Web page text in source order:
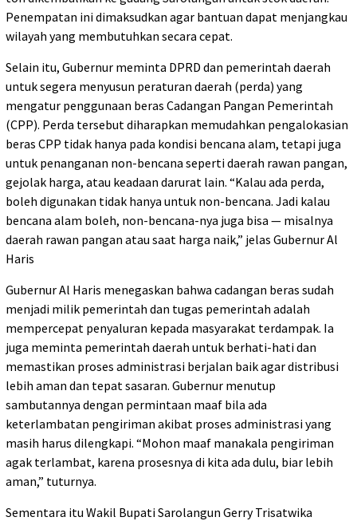
Penempatan ini dimaksudkan agar bantuan dapat menjangkau
wilayah yang membutuhkan secara cepat.
Selain itu, Gubernur meminta DPRD dan pemerintah daerah
untuk segera menyusun peraturan daerah (perda) yang
mengatur penggunaan beras Cadangan Pangan Pemerintah
(CPP). Perda tersebut diharapkan memudahkan pengalokasian
beras CPP tidak hanya pada kondisi bencana alam, tetapi juga
untuk penanganan non-bencana seperti daerah rawan pangan,
gejolak harga, atau keadaan darurat lain. “Kalau ada perda,
boleh digunakan tidak hanya untuk non-bencana. Jadi kalau
bencana alam boleh, non-bencana-nya juga bisa — misalnya
daerah rawan pangan atau saat harga naik,” jelas Gubernur Al
Haris
Gubernur Al Haris menegaskan bahwa cadangan beras sudah
menjadi milik pemerintah dan tugas pemerintah adalah
mempercepat penyaluran kepada masyarakat terdampak. Ia
juga meminta pemerintah daerah untuk berhati-hati dan
memastikan proses administrasi berjalan baik agar distribusi
lebih aman dan tepat sasaran. Gubernur menutup
sambutannya dengan permintaan maaf bila ada
keterlambatan pengiriman akibat proses administrasi yang
masih harus dilengkapi. “Mohon maaf manakala pengiriman
agak terlambat, karena prosesnya di kita ada dulu, biar lebih
aman,” tuturnya.
Sementara itu Wakil Bupati Sarolangun Gerry Trisatwika